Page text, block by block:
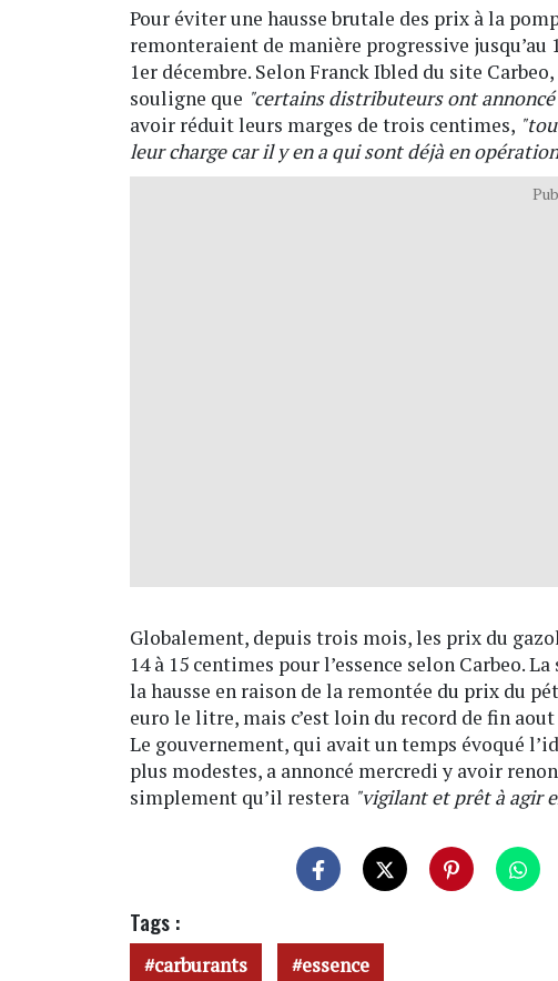
Pour éviter une hausse brutale des prix à la
remonteraient de manière progressive
1er décembre. Selon Franck Ibled du site
souligne que "certains distributeurs ont
avoir réduit leurs marges de trois centimes,
leur charge car il y en a qui sont déjà en
Globalement, depuis trois mois, les prix du
14 à 15 centimes pour l’essence selon Carbeo.
la hausse en raison de la remontée du prix du
euro le litre, mais c’est loin du record de fin aout
Le gouvernement, qui avait un temps évoqué
plus modestes, a annoncé mercredi y avoir
simplement qu’il restera "vigilant et prêt à agir
Tags :
carburants essence